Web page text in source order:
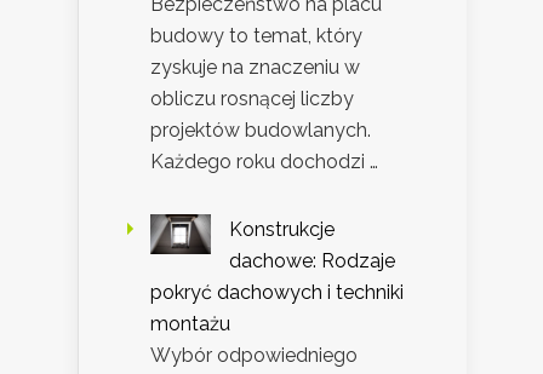
Bezpieczeństwo na placu
budowy to temat, który
zyskuje na znaczeniu w
obliczu rosnącej liczby
projektów budowlanych.
Każdego roku dochodzi …
Konstrukcje
dachowe: Rodzaje
pokryć dachowych i techniki
montażu
Wybór odpowiedniego